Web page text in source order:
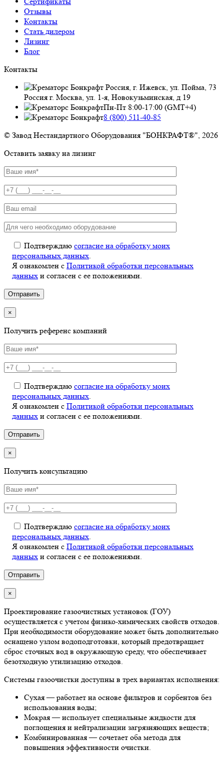
Отзывы
Контакты
Стать дилером
Лизинг
Блог
Контакты
Россия, г. Ижевск, ул. Пойма, 73
Россия г. Москва, ул. 1-я, Новокузьминская, д 19
Пн-Пт 8:00-17:00 (GMT+4)
8 (800) 511-40-85
© Завод Нестандартного Оборудования "БОНКРАФТ®", 2026
Оставить заявку на лизинг
Подтверждаю согласие на обработку моих
персональных данных
Я ознакомлен с Политикой обработки персональных
данных и согласен с ее положениями.
×
Получить референс компаний
Подтверждаю согласие на обработку моих
персональных данных
Я ознакомлен с Политикой обработки персональных
данных и согласен с ее положениями.
×
Получить консультацию
Подтверждаю согласие на обработку моих
персональных данных
Я ознакомлен с Политикой обработки персональных
данных и согласен с ее положениями.
×
Проектирование газоочистных установок (ГОУ)
осуществляется с учетом физико-химических свойств отходов.
При необходимости оборудование может быть дополнительно
оснащено узлом водоподготовки, который предотвращает
сброс сточных вод в окружающую среду, что обеспечивает
безотходную утилизацию отходов.
Системы газоочистки доступны в трех вариантах исполнения:
Сухая — работает на основе фильтров и сорбентов без
использования воды;
Мокрая — использует специальные жидкости для
поглощения и нейтрализации загрязняющих веществ;
Комбинированная — сочетает оба метода для
повышения эффективности очистки.